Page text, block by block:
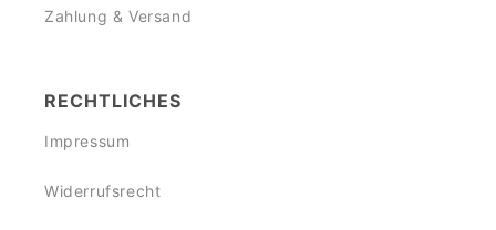
Zahlung & Versand
RECHTLICHES
Impressum
Widerrufsrecht